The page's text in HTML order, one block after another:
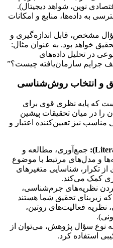
نوین، شواهد دیجیتال).
به داده‌ها، منابع و امکانات
مشخص، قابل اندازه‌گیری و
خواهد بود. به عنوان مثال:
در تحلیل داده‌های
سازمان‌یافته چیست؟”
که پایه نظری قوی برای
را در میان تحقیقات پیشین
نیز تعیین‌کننده اعتبار و
جمع‌آوری، مطالعه و
و مدل‌های مرتبط با موضوع
تکرار، شناسایی متغیرهای
کمک می‌کند.
نظریه‌های جرم‌شناسی،
زیربنای تحقیق شما هستند
نظریه فعالیت‌های روتین،
نوع سؤال پژوهش، می‌توان از
استفاده کرد.